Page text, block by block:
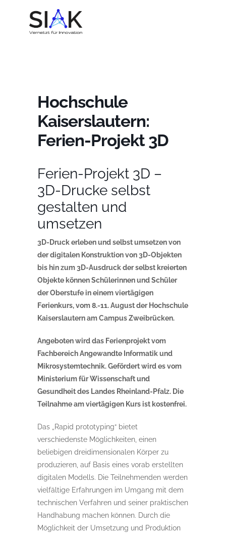
Hochschule
Kaiserslautern:
Ferien-Projekt 3D
Ferien-Projekt 3D –
3D-Drucke selbst
gestalten und
umsetzen
3D-Druck erleben und selbst umsetzen von
der digitalen Konstruktion von 3D-Objekten
bis hin zum 3D-Ausdruck der selbst kreierten
Objekte können Schülerinnen und Schüler
der Oberstufe in einem viertägigen
Ferienkurs, vom 8.-11. August der Hochschule
Kaiserslautern am Campus Zweibrücken.
Angeboten wird das Ferienprojekt vom
Fachbereich Angewandte Informatik und
Mikrosystemtechnik. Gefördert wird es vom
Ministerium für Wissenschaft und
Gesundheit des Landes Rheinland-Pfalz. Die
Teilnahme am viertägigen Kurs ist kostenfrei.
Das „Rapid prototyping“ bietet
verschiedenste Möglichkeiten, einen
beliebigen dreidimensionalen Körper zu
produzieren, auf Basis eines vorab erstellten
digitalen Modells. Die Teilnehmenden werden
vielfältige Erfahrungen im Umgang mit dem
technischen Verfahren und seiner praktischen
Handhabung machen können. Durch die
Möglichkeit der Umsetzung und Produktion